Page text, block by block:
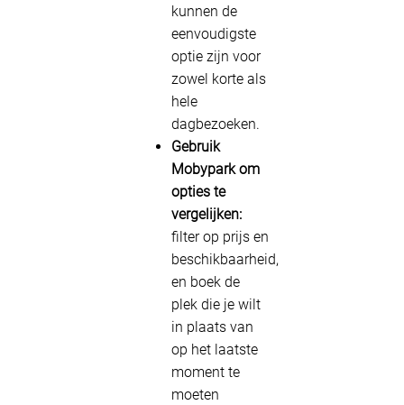
kunnen de
eenvoudigste
optie zijn voor
zowel korte als
hele
dagbezoeken.
Gebruik
Mobypark om
opties te
vergelijken:
filter op prijs en
beschikbaarheid,
en boek de
plek die je wilt
in plaats van
op het laatste
moment te
moeten